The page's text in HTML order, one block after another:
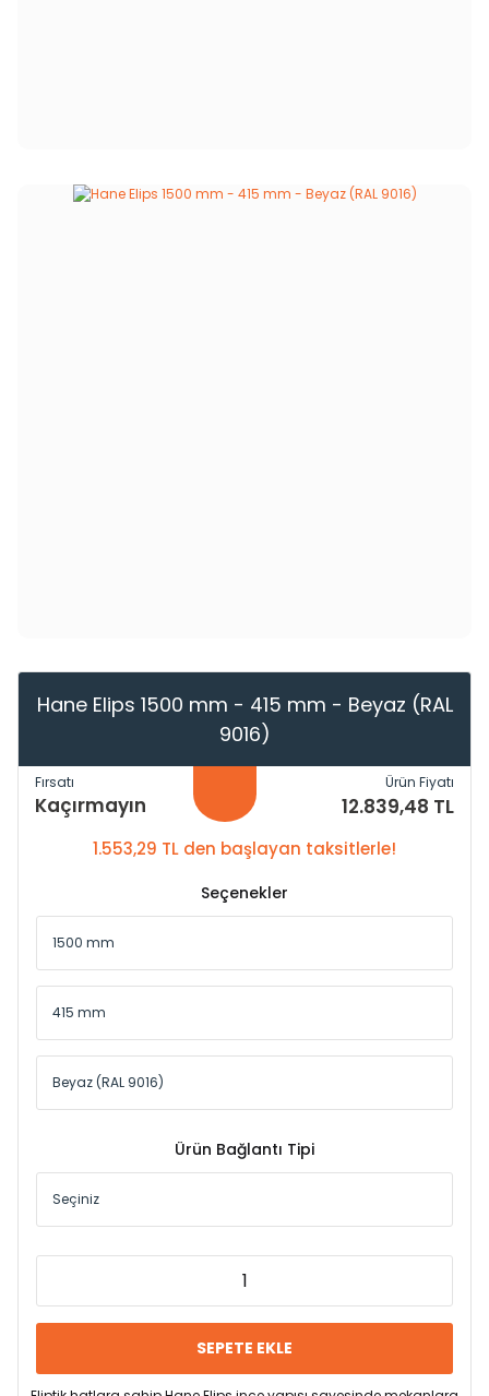
Hane Elips 1500 mm - 415 mm - Beyaz (RAL
9016)
Fırsatı
Kaçırmayın
Ürün Fiyatı
12.839,48 TL
1.553,29 TL den başlayan taksitlerle!
Seçenekler
Ürün Bağlantı Tipi
SEPETE EKLE